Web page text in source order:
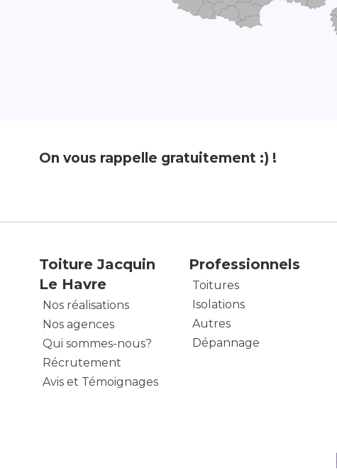
On vous rappelle gratuitement :) !
Toiture Jacquin
Le Havre
Nos réalisations
Nos agences
Qui sommes-nous?
Récrutement
Avis et Témoignages
Professionnels
Toitures
Isolations
Autres
Dépannage